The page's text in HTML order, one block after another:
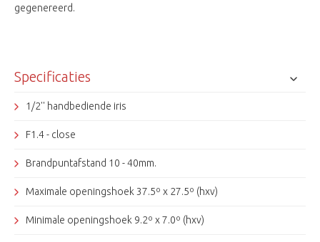
gegenereerd.
Specificaties
1/2'' handbediende iris
F1.4 - close
Brandpuntafstand 10 - 40mm.
Maximale openingshoek 37.5º x 27.5º (hxv)
Minimale openingshoek 9.2º x 7.0º (hxv)